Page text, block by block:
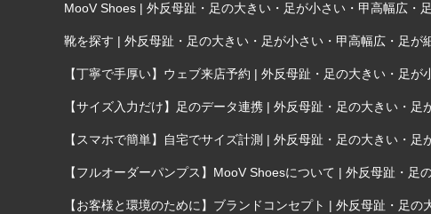
MooV Shoes | 外反母趾・足の大きい・足が小さい・甲高幅広・
靴を探す | 外反母趾・足の大きい・足が小さい・甲高幅広・足が
【丁寧で手厚い】ウェブ来店予約 | 外反母趾・足の大きい・足
【サイズ入力だけ】足のデータ連携 | 外反母趾・足の大きい・
【スマホで簡単】自宅でサイズ計測 | 外反母趾・足の大きい・
【フルオーダーパンプス】MooV Shoesについて | 外反母趾・
【お客様と環境のために】ブランドコンセプト | 外反母趾・足